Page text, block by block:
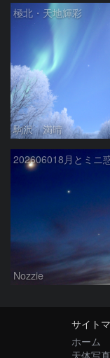
極北・天地輝彩
駒沢 満晴
202606018月とミニ
Nozzie
サイト
ホーム
天体写